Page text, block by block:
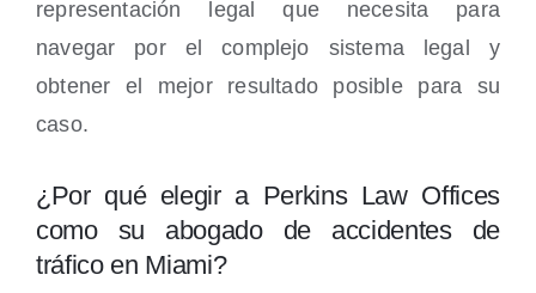
representación legal que necesita para
navegar por el complejo sistema legal y
obtener el mejor resultado posible para su
caso.
¿Por qué elegir a Perkins Law Offices
como su abogado de accidentes de
tráfico en Miami?